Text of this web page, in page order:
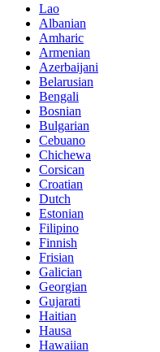
Lao
Albanian
Amharic
Armenian
Azerbaijani
Belarusian
Bengali
Bosnian
Bulgarian
Cebuano
Chichewa
Corsican
Croatian
Dutch
Estonian
Filipino
Finnish
Frisian
Galician
Georgian
Gujarati
Haitian
Hausa
Hawaiian